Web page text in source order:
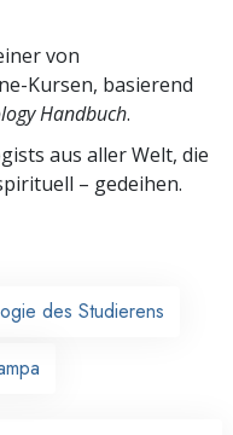
von
Kursen, basierend
Handbuch.
aus aller Welt, die
– gedeihen.
des Studierens